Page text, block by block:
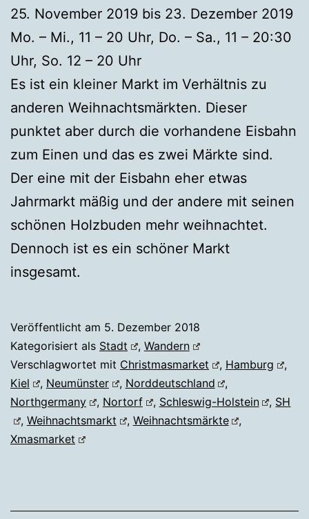
25. November 2019 bis 23. Dezember 2019
Mo. – Mi., 11 – 20 Uhr, Do. – Sa., 11 – 20:30
Uhr, So. 12 – 20 Uhr
Es ist ein kleiner Markt im Verhältnis zu
anderen Weihnachtsmärkten. Dieser
punktet aber durch die vorhandene Eisbahn
zum Einen und das es zwei Märkte sind.
Der eine mit der Eisbahn eher etwas
Jahrmarkt mäßig und der andere mit seinen
schönen Holzbuden mehr weihnachtet.
Dennoch ist es ein schöner Markt
insgesamt.
Veröffentlicht am 5. Dezember 2018
Kategorisiert als Stadt , Wandern
Verschlagwortet mit Christmasmarket , Hamburg
,
Kiel
, Neumünster , Norddeutschland
,
Northgermany
, Nortorf , Schleswig-Holstein , SH
, Weihnachtsmarkt , Weihnachtsmärkte
,
Xmasmarket